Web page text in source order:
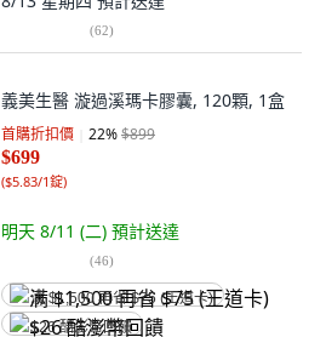
(62)
義美生醫 漩過溪瑪卡膠囊, 120顆, 1盒
首購折扣價 22%$899
$699
($5.83/1錠)
明天 8/11 (二) 預計送達
(46)
满 $1,500 再省 $75 (王道卡)
$26 酷澎幣回饋